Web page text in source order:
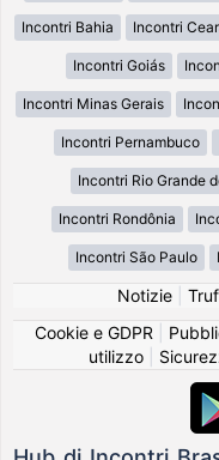
Incontri Bahia Incontri
Incontri Goiás
Incontri Minas Gerais
Incontri Pernambuco
Incontri Rio Grande
Incontri Rondônia
Incontri São Paulo
Notizie|
Cookie e GDPR
utilizzo|